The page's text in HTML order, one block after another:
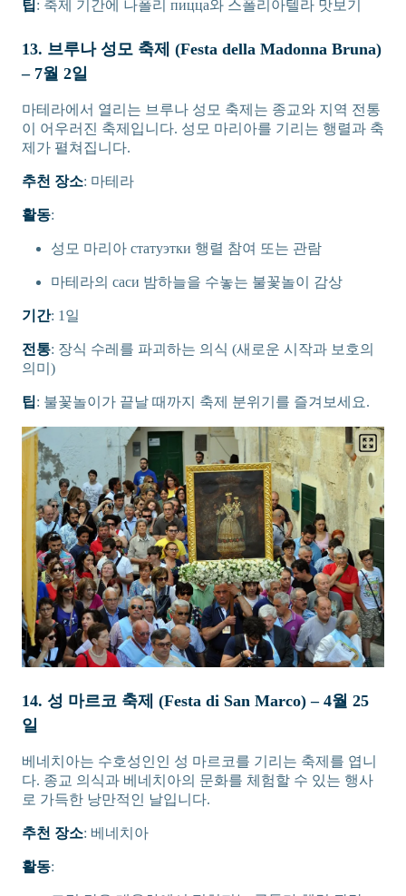
팁: 축제 기간에 나폴리 пицца와 스폴리아텔라 맛보기
13. 브루나 성모 축제 (Festa della Madonna Bruna)
– 7월 2일
마테라에서 열리는 브루나 성모 축제는 종교와 지역 전통
이 어우러진 축제입니다. 성모 마리아를 기리는 행렬과 축
제가 펼쳐집니다.
추천 장소: 마테라
활동:
성모 마리아 статуэтки 행렬 참여 또는 관람
마테라의 саси 밤하늘을 수놓는 불꽃놀이 감상
기간: 1일
전통: 장식 수레를 파괴하는 의식 (새로운 시작과 보호의
의미)
팁: 불꽃놀이가 끝날 때까지 축제 분위기를 즐겨보세요.
14. 성 마르코 축제 (Festa di San Marco) – 4월 25
일
베네치아는 수호성인인 성 마르코를 기리는 축제를 엽니
다. 종교 의식과 베네치아의 문화를 체험할 수 있는 행사
로 가득한 낭만적인 날입니다.
추천 장소: 베네치아
활동: